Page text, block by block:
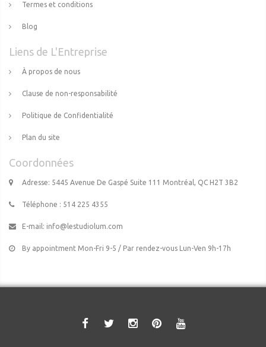
Termes et conditions
Blog
Liens de L'Entreprise
À propos de nous
Clause de non-responsabilité
Politique de Confidentialité
Plan du site
Coordonnées
Adresse: 5445 Avenue De Gaspé Suite 111 Montréal, QC H2T 3B2
Téléphone : 514 225 4355
E-mail: info@lestudiolum.com
By appointment Mon-Fri 9-5 / Par rendez-vous Lun-Ven 9h-17h